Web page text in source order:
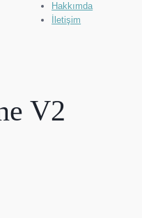
Hakkımda
İletişim
V2